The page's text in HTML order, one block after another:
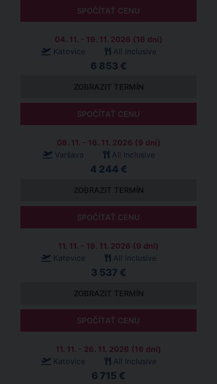
SPOČÍTAŤ CENU
04. 11. - 19. 11. 2026 (16 dní)
Katovice
All Inclusive
6 853 €
ZOBRAZIT TERMÍN
SPOČÍTAŤ CENU
08. 11. - 16. 11. 2026 (9 dní)
Varšava
All Inclusive
4 244 €
ZOBRAZIT TERMÍN
SPOČÍTAŤ CENU
11. 11. - 19. 11. 2026 (9 dní)
Katovice
All Inclusive
3 537 €
ZOBRAZIT TERMÍN
SPOČÍTAŤ CENU
11. 11. - 26. 11. 2026 (16 dní)
Katovice
All Inclusive
6 715 €